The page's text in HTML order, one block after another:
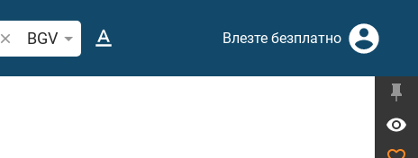
Търсете стих или дума в Библията
BGV Влезте безплатно